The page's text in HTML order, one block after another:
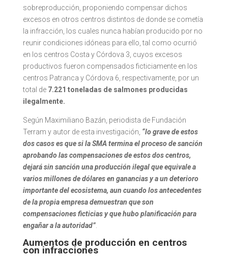
sobreproducción, proponiendo compensar dichos
excesos en otros centros distintos de donde se cometía
la infracción, los cuales nunca habían producido por no
reunir condiciones idóneas para ello, tal como ocurrió
en los centros Costa y Córdova 3, cuyos excesos
productivos fueron compensados ficticiamente en los
centros Patranca y Córdova 6, respectivamente, por un
total de7.221 toneladas de salmones producidas
ilegalmente.
Según Maximiliano Bazán, periodista de Fundación
Terram y autor de esta investigación, “lo grave de estos
dos casos es que si la SMA termina el proceso de sanción
aprobando las compensaciones de estos dos centros,
dejará sin sanción una producción ilegal que equivale a
varios millones de dólares en ganancias y a un deterioro
importante del ecosistema, aun cuando los antecedentes
de la propia empresa demuestran que son
compensaciones ficticias y que hubo planificación para
engañar a la autoridad”.
Aumentos de producción en centros
con infracciones